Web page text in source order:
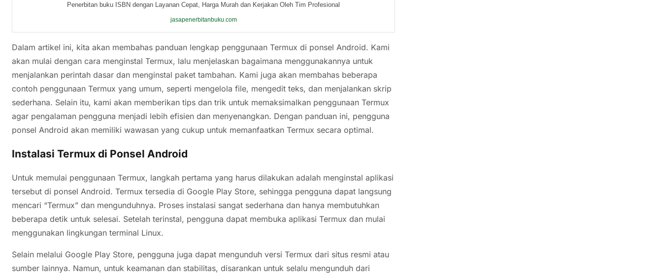
Penerbitan buku ISBN dengan Layanan Cepat, Harga Murah dan Kerjakan Oleh Tim Profesional
jasapenerbitanbuku.com
Dalam artikel ini, kita akan membahas panduan lengkap penggunaan Termux di ponsel Android. Kami
akan mulai dengan cara menginstal Termux, lalu menjelaskan bagaimana menggunakannya untuk
menjalankan perintah dasar dan menginstal paket tambahan. Kami juga akan membahas beberapa
contoh penggunaan Termux yang umum, seperti mengelola file, mengedit teks, dan menjalankan skrip
sederhana. Selain itu, kami akan memberikan tips dan trik untuk memaksimalkan penggunaan Termux
agar pengalaman pengguna menjadi lebih efisien dan menyenangkan. Dengan panduan ini, pengguna
ponsel Android akan memiliki wawasan yang cukup untuk memanfaatkan Termux secara optimal.
Instalasi Termux di Ponsel Android
Untuk memulai penggunaan Termux, langkah pertama yang harus dilakukan adalah menginstal aplikasi
tersebut di ponsel Android. Termux tersedia di Google Play Store, sehingga pengguna dapat langsung
mencari “Termux” dan mengunduhnya. Proses instalasi sangat sederhana dan hanya membutuhkan
beberapa detik untuk selesai. Setelah terinstal, pengguna dapat membuka aplikasi Termux dan mulai
menggunakan lingkungan terminal Linux.
Selain melalui Google Play Store, pengguna juga dapat mengunduh versi Termux dari situs resmi atau
sumber lainnya. Namun, untuk keamanan dan stabilitas, disarankan untuk selalu mengunduh dari